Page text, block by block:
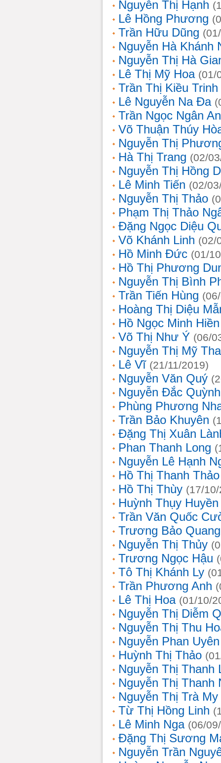
Nguyễn Thị Hạnh
Lê Hồng Phương
Trần Hữu Dũng
Nguyễn Hà Khánh
Nguyễn Thị Hà
Lê Thị Mỹ Hoa (01/
Trần Thị Kiều Trinh
Lê Nguyễn Na Đa
Trần Ngọc Ngân
Võ Thuận Thúy
Nguyễn Thị
Hà Thị Trang (02/
Nguyễn Thị Hồng
Lê Minh Tiến (02/
Nguyễn Thị Thảo
Phạm Thị Thảo
Đặng Ngọc Diệu
Võ Khánh Linh (02/
Hồ Minh Đức (01/
Hồ Thị Phương
Nguyễn Thị Bình
Trần Tiến Hùng
Hoàng Thị Diệu
Hồ Ngọc Minh Hiền
Võ Thị Như Ý (06/
Nguyễn Thị Mỹ
Lê Vĩ (21/11/2019)
Nguyễn Văn Quý
Nguyễn Đắc
Phùng Phương
Trần Bảo Khuyên
Đặng Thị Xuân
Phan Thanh Long
Nguyễn Lê Hạnh
Hồ Thị Thanh Thảo
Hồ Thị Thùy (17/
Huỳnh Thụy
Trần Văn Quốc
Trương Bảo
Nguyễn Thị Thủy
Trương Ngọc Hậu
Tô Thị Khánh Ly
Trần Phương Anh
Lê Thị Hoa (01/10/
Nguyễn Thị Diễm
Nguyễn Thị Thu
Nguyễn Phan
Huỳnh Thị Thảo
Nguyễn Thị Thanh
Nguyễn Thị Thanh
Nguyễn Thị Trà My
Từ Thị Hồng Linh
Lê Minh Nga (06/
Đặng Thị Sương
Nguyễn Trần